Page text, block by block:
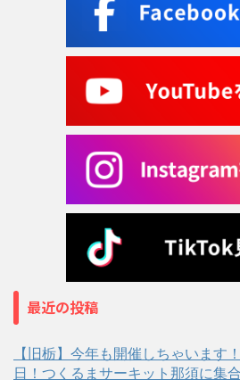
最近の投稿
【旧栃】今年も開催しちゃいます
日！つくるまサーキット那須に集